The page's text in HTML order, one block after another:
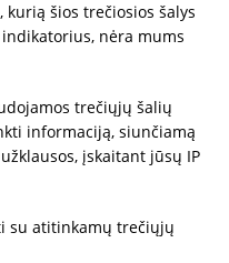
šios trečiosios šalys
nėra mums
trečiųjų šalių
informaciją, siunčiamą
įskaitant jūsų IP
su atitinkamų trečiųjų